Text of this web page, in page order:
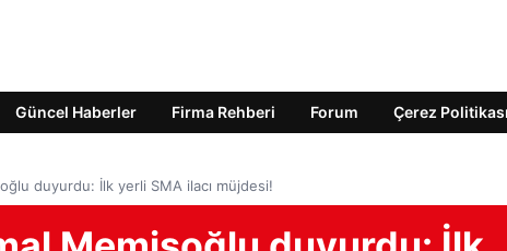
Güncel Haberler Firma Rehberi Forum Çerez Politikası
duyurdu: İlk yerli SMA ilacı müjdesi!